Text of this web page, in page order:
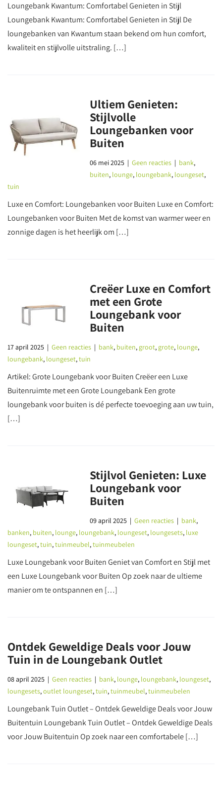
Loungebank Kwantum: Comfortabel Genieten in Stijl
Loungebank Kwantum: Comfortabel Genieten in Stijl De
loungebanken van Kwantum staan bekend om hun comfort,
kwaliteit en stijlvolle uitstraling. […]
Ultiem Genieten:
Stijlvolle
Loungebanken voor
Buiten
06 mei 2025 |Geen reacties | bank,
buiten, lounge, loungebank, loungeset,
tuin
Luxe en Comfort: Loungebanken voor Buiten Luxe en Comfort:
Loungebanken voor Buiten Met de komst van warmer weer en
zonnige dagen is het heerlijk om […]
Creëer Luxe en Comfort
met een Grote
Loungebank voor
Buiten
17 april 2025 | Geen reacties | bank, buiten, groot, grote, lounge,
loungebank, loungeset,tuin
Artikel: Grote Loungebank voor Buiten Creëer een Luxe
Buitenruimte met een Grote Loungebank Een grote
loungebank voor buiten is dé perfecte toevoeging aan uw tuin,
[…]
Stijlvol Genieten: Luxe
Loungebank voor
Buiten
09 april 2025 |Geen reacties | bank,
banken, buiten, lounge, loungebank, loungeset, loungesets, luxe
loungeset,tuin,tuinmeubel,tuinmeubelen
Luxe Loungebank voor Buiten Geniet van Comfort en Stijl met
een Luxe Loungebank voor Buiten Op zoek naar de ultieme
manier om te ontspannen en […]
Ontdek Geweldige Deals voor Jouw
Tuin in de Loungebank Outlet
08 april 2025 | Geen reacties | bank, lounge, loungebank, loungeset,
loungesets,outlet loungeset,tuin,tuinmeubel,tuinmeubelen
Loungebank Tuin Outlet – Ontdek Geweldige Deals voor Jouw
Buitentuin Loungebank Tuin Outlet – Ontdek Geweldige Deals
voor Jouw Buitentuin Op zoek naar een comfortabele […]